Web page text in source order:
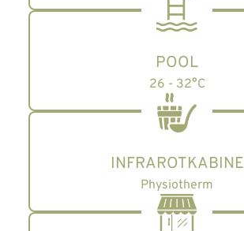
POOL
26 - 32°C
INFRAROTKABINE
Physiotherm